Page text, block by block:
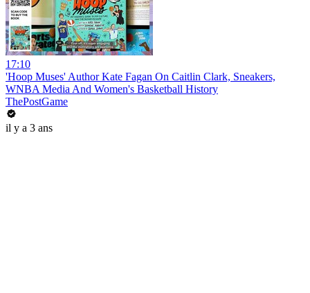
17:10
'Hoop Muses' Author Kate Fagan On Caitlin Clark, Sneakers,
WNBA Media And Women's Basketball History
ThePostGame
il y a 3 ans